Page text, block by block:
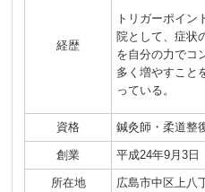
経歴
トリガーポイン
院として、症状
を自分の力でコ
多く増やすこと
っている。
資格 鍼灸師・柔道整
創業 平成24年9月3日
所在地 広島市中区上八